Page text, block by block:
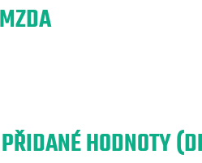
HODNOTY